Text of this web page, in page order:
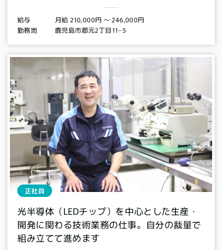
給与 月給 210,000円 〜 246,000円
勤務地 鹿児島市郡元2丁目11−5
正社員
光半導体（LEDチップ）を中心とした生産・
開発に関わる技術業務の仕事。自分の裁量で
組み立てて進めます